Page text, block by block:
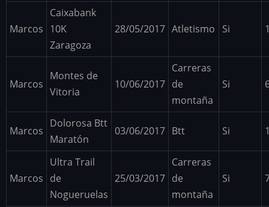
Marcos
Caixabank
10K
Zaragoza
28/05/2017 Atletismo Si
Marcos
Montes de
Vitoria
10/06/2017
Carreras
de
montaña
Si
Marcos
Dolorosa Btt
Maratón
03/06/2017 Btt Si
Marcos
Ultra Trail
de
Nogueruelas
25/03/2017
Carreras
de
montaña
Si